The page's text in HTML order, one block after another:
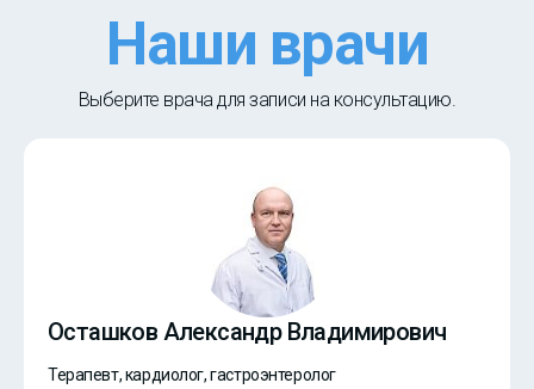
Наши врачи
Выберите врача для записи на консультацию.
Осташков Александр Владимирович
Терапевт, кардиолог, гастроэнтеролог